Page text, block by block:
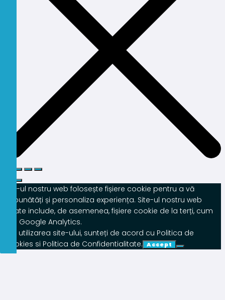
Site-ul nostru web folosește fișiere cookie pentru a vă
îmbunătăți și personaliza experiența. Site-ul nostru web
poate include, de asemenea, fișiere cookie de la terți, cum
ar fi Google Analytics.
Prin utilizarea site-ului, sunteți de acord cu Politica de
Cookies si Politica de Confidentialitate. Accept